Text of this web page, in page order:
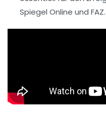
Spiegel Online und FAZ.